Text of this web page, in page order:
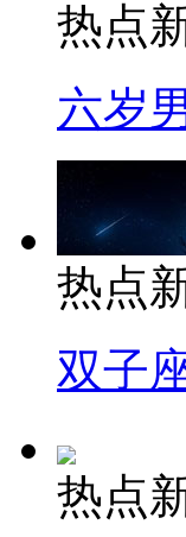
热点
六岁
热点
双子
热点